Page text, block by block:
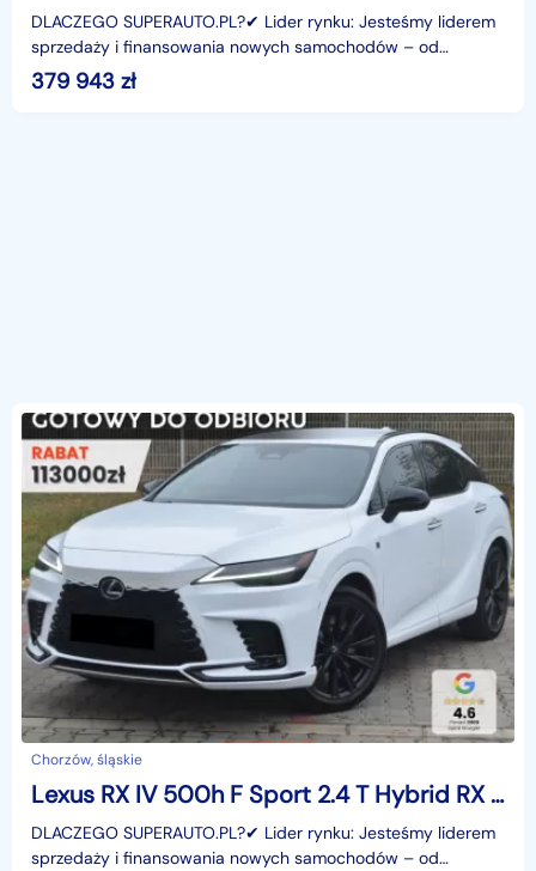
DLACZEGO SUPERAUTO.PL?✔ Lider rynku: Jesteśmy liderem
sprzedaży i finansowania nowych samochodów – od
osobowych, przez dostawcze, po segment premium.✔
Zaufanie
379 943 zł
Chorzów, śląskie
Lexus RX IV 500h F Sport 2.4 T Hybrid RX 500h F Sport 2.4 T Hybrid | Kamera park
DLACZEGO SUPERAUTO.PL?✔ Lider rynku: Jesteśmy liderem
sprzedaży i finansowania nowych samochodów – od